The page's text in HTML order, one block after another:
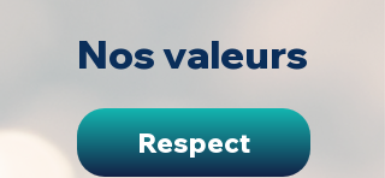
Nos valeurs
Respect